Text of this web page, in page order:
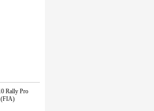
Rally Pro
(FIA)